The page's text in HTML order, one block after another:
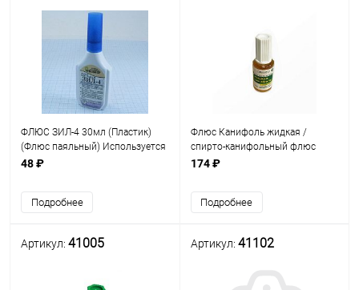
ФЛЮС ЗИЛ-4 30мл (Пластик)
(Флюс паяльный) Используется
для пайки стали, оцинкованного
припоями с большим
содержанием свинца.
48 ₽
Подробнее
Флюс Канифоль жидкая /
спирто-канифольный флюс
20мл (Пластик с кисточкой) Для
Connector г.Санкт-Петербург
174 ₽
Подробнее
Артикул: 41005 Артикул: 41102